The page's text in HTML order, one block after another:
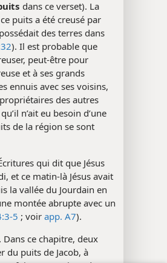
dans ce verset). La
puits a été creusé par
des terres dans
). Il est probable que
peut-être pour
et à ses grands
ennuis avec ses voisins,
des autres
n’ait eu besoin d’une
de la région se sont
qui dit que Jésus
et ce matin-là Jésus avait
la vallée du Jourdain en
montée abrupte avec un
5 ; voir app. A7).
ce chapitre, deux
du puits de Jacob, à